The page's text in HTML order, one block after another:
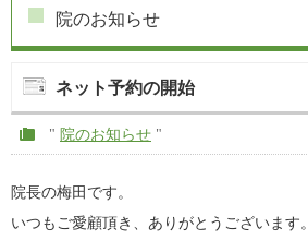
院のお知らせ
ネット予約の開始
" 院のお知らせ "
院長の梅田です。
いつもご愛顧頂き、ありがとうございます。